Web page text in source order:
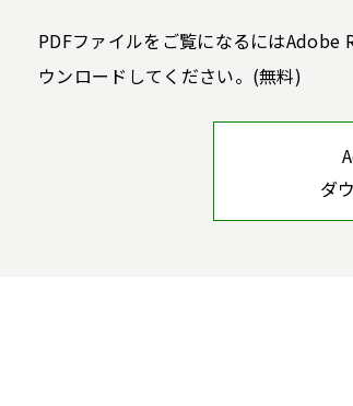
PDFファイルをご覧になるにはAdobe
ウンロードしてください。(無料)
ダ